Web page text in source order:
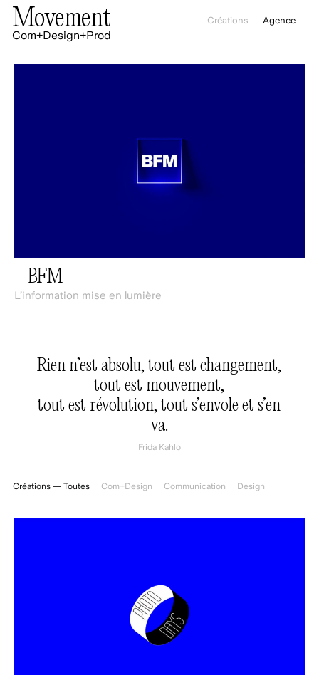
Movement
Com+Design+Prod
Créations Agence
BFM
L’information mise en lumière
Rien n’est absolu, tout est changement,
tout est mouvement,
tout est révolution, tout s’envole et s’en
va.
Frida Kahlo
Com+Design Communication Design
Créations — Toutes